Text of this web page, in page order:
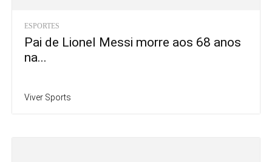
ESPORTES
Pai de Lionel Messi morre aos 68 anos
na...
Viver Sports